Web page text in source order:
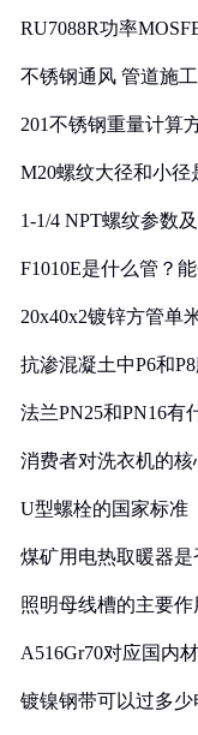
RU7088R功率
不锈钢通风 管道施工
201不锈钢重量计算
M20螺纹大径和小径
1-1/4 NPT螺纹参数
F1010E是什么管？
20x40x2镀锌方管单
抗渗混凝土中P6和
法兰PN25和PN16有
消费者对洗衣机的
U型螺栓的国家标准
煤矿用电热取暖器
照明母线槽的主要作
A516Gr70对应国内
镀镍钢带可以过多少